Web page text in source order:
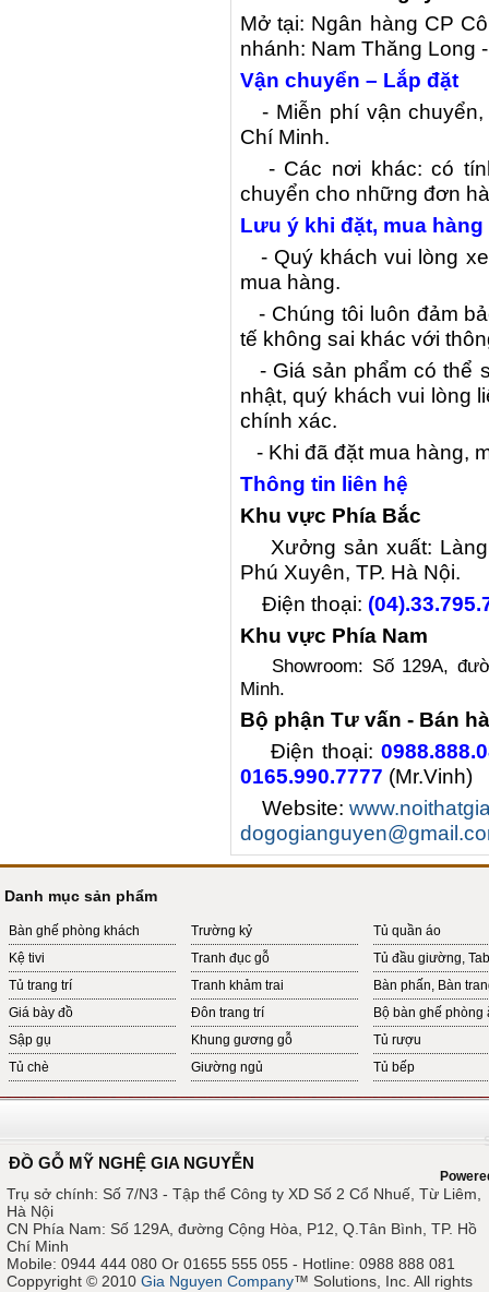
Mở tại: Ngân hàng CP
nhánh: Nam Thăng Long
Vận chuyển – Lắp đặt
- Miễn phí vận chuyển,
Chí Minh.
- Các nơi khác: có
chuyển cho những đơn
Lưu ý khi đặt, mua hàng
- Quý khách vui lòng
mua hàng.
- Chúng tôi luôn đảm
tế không sai khác với
- Giá sản phẩm có thể
nhật, quý khách vui lòng
chính xác.
- Khi đã đặt mua hàng,
Thông tin liên hệ
Khu vực Phía Bắc
Xưởng sản xuất: Làng
Phú Xuyên, TP. Hà Nội.
Điện thoại:
Khu vực Phía Nam
Showroom: Số 129A,
Minh.
Bộ phận Tư vấn - Bán
Điện thoại:
0165.990.7777 (Mr.Vinh)
Website:
Danh mục sản phẩm
Bàn ghế phòng khách
Kệ tivi
Tủ trang trí
Giá bày đồ
Sập gụ
Tủ chè
Trường kỷ
Tranh đục gỗ
Tranh khảm trai
Đôn trang trí
Khung gương gỗ
Giường ngủ
Tủ quần áo
Tủ đầu giường,
Bàn phấn, Bàn
Bộ bàn ghế phòng
Tủ rượu
Tủ bếp
ĐỒ GỖ MỸ NGHỆ GIA NGUYỄN
Trụ sở chính: Số 7/N3 - Tập thể Công ty XD Số 2 Cổ Nhuế, Từ Liêm,
Hà Nội
CN Phía Nam: Số 129A, đường Cộng Hòa, P12, Q.Tân Bình, TP. Hồ
Chí Minh
Mobile: 0944 444 080 Or 01655 555 055 - Hotline: 0988 888 081
Coppyright © 2010 Gia Nguyen Company™ Solutions, Inc. All rights